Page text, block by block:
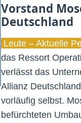
Vorstand
Deutschland
Leute – Aktuelle
das Ressort
verlässt das
Allianz
vorläufig selbst.
befürchteten